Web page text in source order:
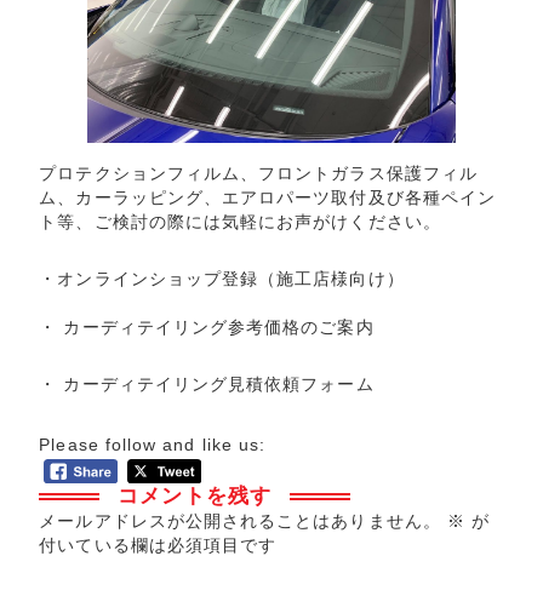
プロテクションフィルム、フロントガラス保護フィル
ム、カーラッピング、エアロパーツ取付及び各種ペイン
ト等、ご検討の際には気軽にお声がけください。
・ オンラインショップ登録 （施工店様向け）
・ カーディテイリング参考価格のご案内
・ カーディテイリング見積依頼フォーム
Please follow and like us:
コメントを残す
メールアドレスが公開されることはありません。 ※ が
付いている欄は必須項目です